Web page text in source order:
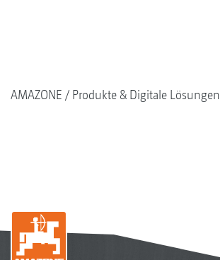
AMAZONE Produkte & Digitale Lösungen